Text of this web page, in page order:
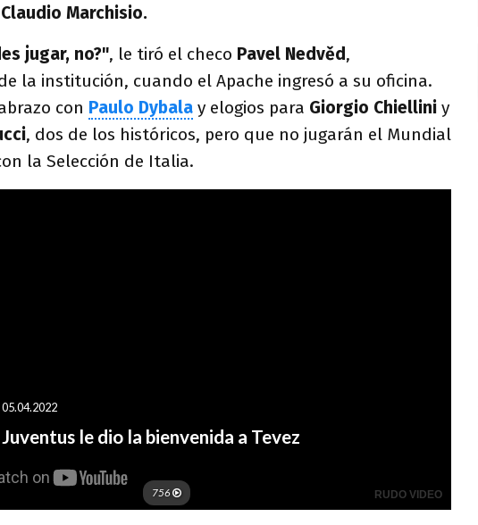
Claudio Marchisio.
jugar, no?", le tiró el checo Pavel Nedvěd,
la institución, cuando el Apache ingresó a su oficina.
con Paulo Dybala y elogios para Giorgio Chiellini y
, dos de los históricos, pero que no jugarán el Mundial
la Selección de Italia.